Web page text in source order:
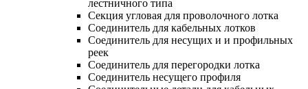
лестничного типа
Секция угловая для проволочного лотка
Соединитель для кабельных лотков
Соединитель для несущих и и профильных
реек
Соединитель для перегородки лотка
Соединитель несущего профиля